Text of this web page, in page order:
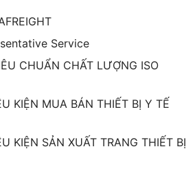
Service
CHUẨN CHẤT LƯỢNG ISO
KIỆN MUA BÁN THIẾT BỊ Y TẾ
KIỆN SẢN XUẤT TRANG THIẾT BỊ